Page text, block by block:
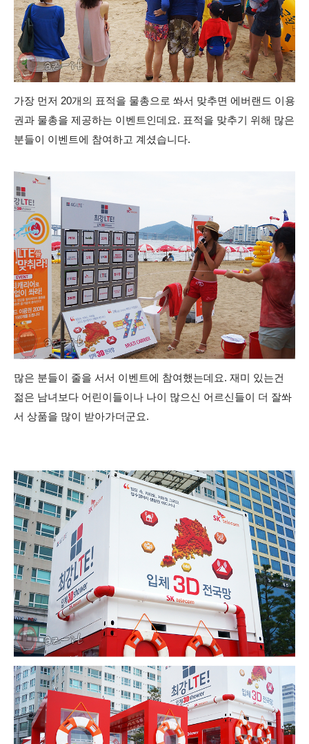
가장 먼저 20개의 표적을 물총으로 쏴서 맞추면 에버랜드 이용
권과 물총을 제공하는 이벤트인데요. 표적을 맞추기 위해 많은
분들이 이벤트에 참여하고 계셨습니다.
많은 분들이 줄을 서서 이벤트에 참여했는데요. 재미 있는건
젊은 남녀보다 어린이들이나 나이 많으신 어르신들이 더 잘쏴
서 상품을 많이 받아가더군요.